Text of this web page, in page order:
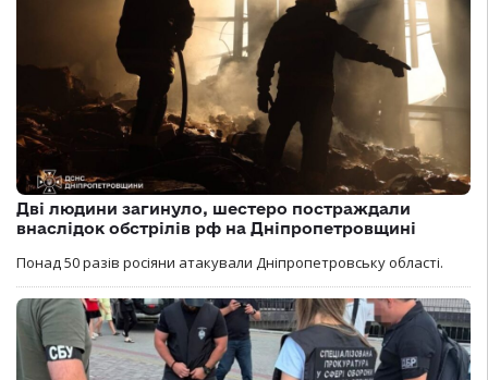
Дві людини загинуло, шестеро постраждали
внаслідок обстрілів рф на Дніпропетровщині
Понад 50 разів росіяни атакували Дніпропетровську області.